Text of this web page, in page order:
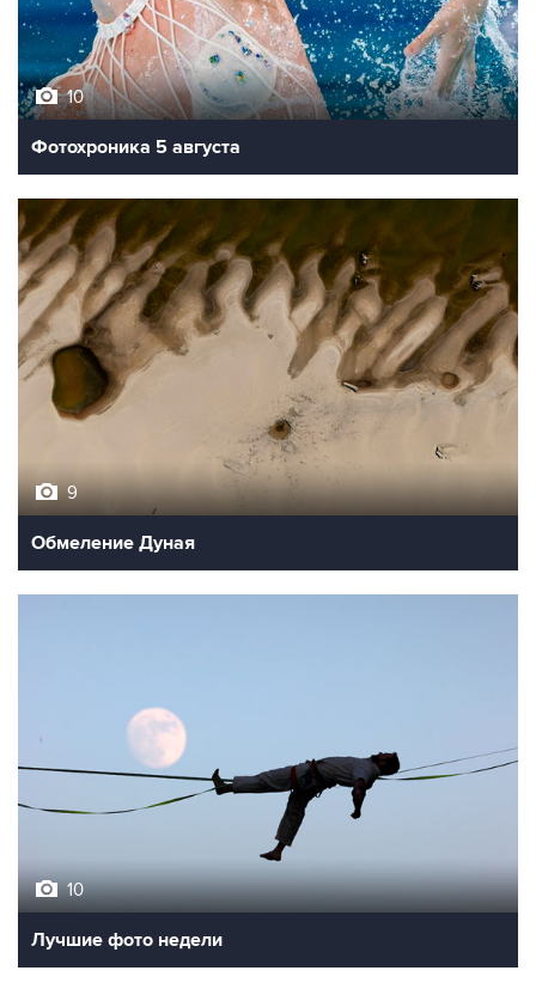
10
Фотохроника 5 августа
9
Обмеление Дуная
10
Лучшие фото недели